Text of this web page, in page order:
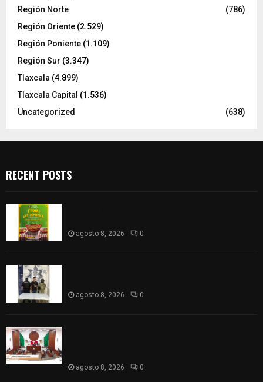
Región Norte
(786)
Región Oriente (2.529)
Región Poniente (1.109)
Región Sur (3.347)
Tlaxcala (4.899)
Tlaxcala Capital (1.536)
Uncategorized
(638)
RECENT POSTS
agosto 8, 2026 0
agosto 8, 2026 0
agosto 8, 2026 0